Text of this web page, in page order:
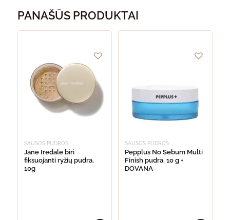
PANAŠŪS PRODUKTAI
SAUSOS PUDROS
Jane Iredale biri
fiksuojanti ryžių pudra,
10g
SAUSOS PUDROS
Pepplus No Sebum Multi
Finish pudra, 10 g +
DOVANA